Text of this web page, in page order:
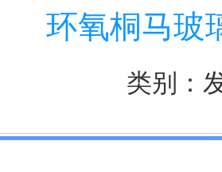
环氧桐马玻
类别：